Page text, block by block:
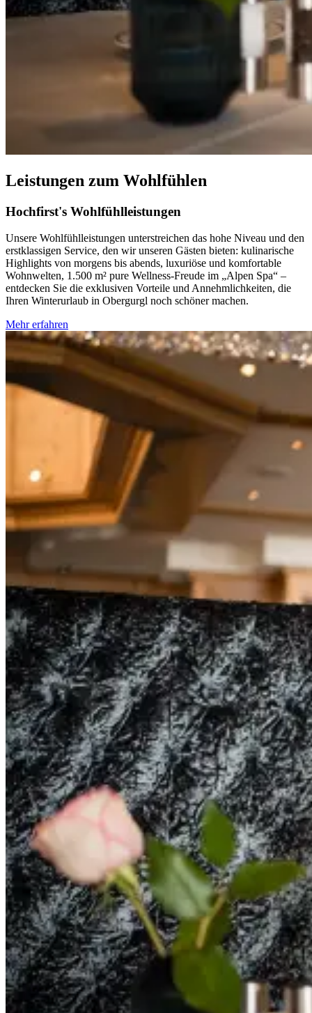
Leistungen zum Wohlfühlen
Hochfirst's Wohlfühlleistungen
Unsere Wohlfühlleistungen unterstreichen das hohe Niveau und den
erstklassigen Service, den wir unseren Gästen bieten: kulinarische
Highlights von morgens bis abends, luxuriöse und komfortable
Wohnwelten, 1.500 m² pure Wellness-Freude im „Alpen Spa“ –
entdecken Sie die exklusiven Vorteile und Annehmlichkeiten, die
Ihren Winterurlaub in Obergurgl noch schöner machen.
Mehr erfahren